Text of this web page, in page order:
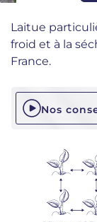
Laitue
froid et à la
France.
Nos